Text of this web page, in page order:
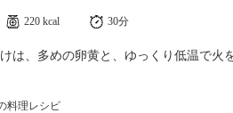
220 kcal 30分
は、多めの卵黄と、ゆっくり低温で火
料理レシピ